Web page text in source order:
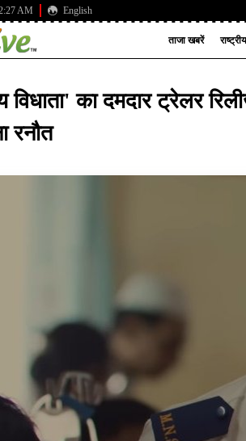
AM English
ताजा खबरें
विधाता' का दमदार ट्रेलर
रनौत